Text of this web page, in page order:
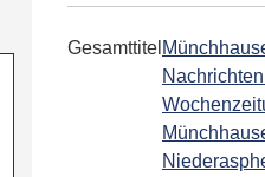
Gesamttitel